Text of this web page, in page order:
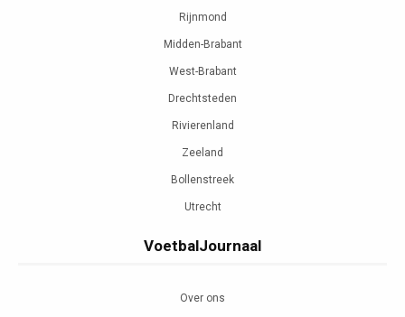
Rijnmond
Midden-Brabant
West-Brabant
Drechtsteden
Rivierenland
Zeeland
Bollenstreek
Utrecht
VoetbalJournaal
Over ons